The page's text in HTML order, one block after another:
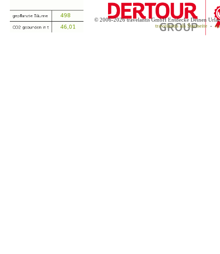
© 2006-2026 travelantis GmbH Entdecke Deinen
travelantis als Startseite -